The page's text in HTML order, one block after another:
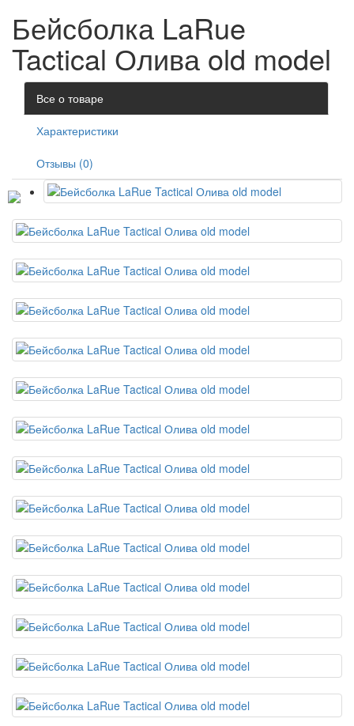
Бейсболка LaRue
Tactical Олива old model
Все о товаре
Характеристики
Отзывы (0)